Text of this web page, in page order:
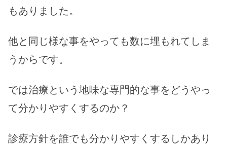
もありました。
他と同じ様な事をやっても数に埋もれてしま
うからです。
では治療という地味な専門的な事をどうやっ
て分かりやすくするのか？
診療方針を誰でも分かりやすくするしかあり